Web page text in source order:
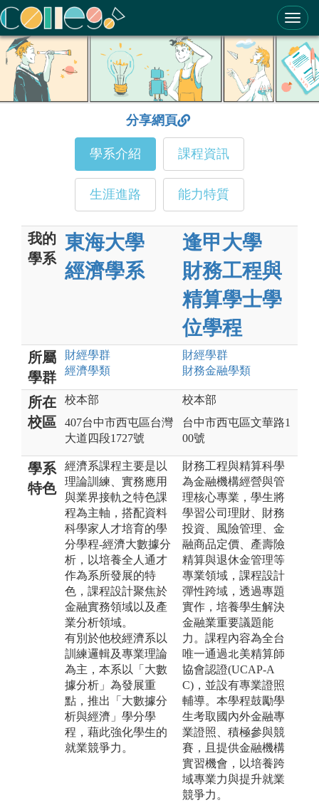
ColleGo! 大學選才與高中育才輔助系統
分享網頁
學系介紹 課程資訊
生涯進路 能力特質
我的
學系
東海大學
經濟學系
逢甲大學
財務工程與
精算學士學
位學程
所屬
學群
財經學群
經濟學類
財經學群
財務金融學類
所在
校區
校本部
407台中市西屯區台灣
大道四段1727號
校本部
台中市西屯區文華路1
00號
學系
特色
經濟系課程主要是以
理論訓練、實務應用
與業界接軌之特色課
程為主軸，搭配資料
科學家人才培育的學
分學程-經濟大數據分
析，以培養全人通才
作為系所發展的特
色，課程設計聚焦於
金融實務領域以及產
業分析領域。
有別於他校經濟系以
訓練邏輯及專業理論
為主，本系以「大數
據分析」為發展重
點，推出「大數據分
析與經濟」學分學
程，藉此強化學生的
就業競爭力。
財務工程與精算科學
為金融機構經營與管
理核心專業，學生將
學習公司理財、財務
投資、風險管理、金
融商品定價、產壽險
精算與退休金管理等
專業領域，課程設計
彈性跨域，透過專題
實作，培養學生解決
金融業重要議題能
力。課程內容為全台
唯一通過北美精算師
協會認證(UCAP-A
C)，並設有專業證照
輔導。本學程鼓勵學
生考取國內外金融專
業證照、積極參與競
賽，且提供金融機構
實習機會，以培養跨
域專業力與提升就業
競爭力。